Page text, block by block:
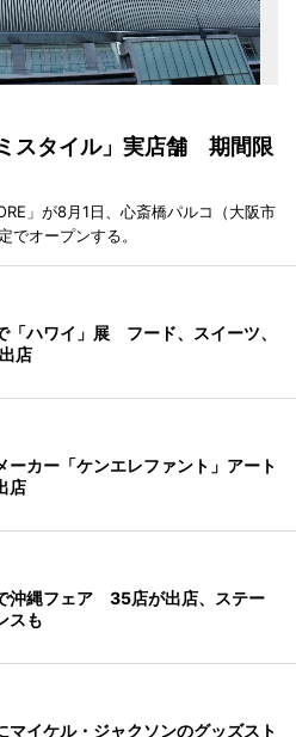
スタイル」実店舗 期間限
」が8月1日、心斎橋パルコ（大阪市
でオープンする。
「ハワイ」展 フード、スイーツ、
店
ーカー「ケンエレファント」アート
店
沖縄フェア 35店が出店、ステー
スも
マイケル・ジャクソンのグッズスト